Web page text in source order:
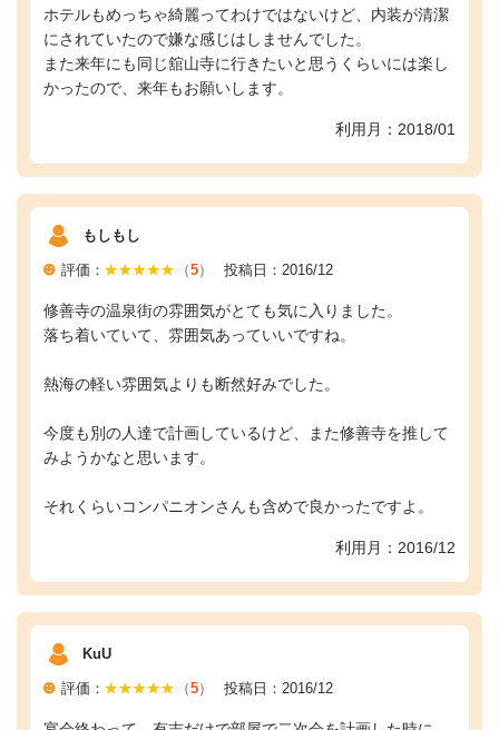
ホテルもめっちゃ綺麗ってわけではないけど、内装が清潔
にされていたので嫌な感じはしませんでした。
また来年にも同じ舘山寺に行きたいと思うくらいには楽し
かったので、来年もお願いします。
利用月：2018/01
もしもし
評価： （5） 投稿日：2016/12
修善寺の温泉街の雰囲気がとても気に入りました。
落ち着いていて、雰囲気あっていいですね。
熱海の軽い雰囲気よりも断然好みでした。
今度も別の人達で計画しているけど、また修善寺を推して
みようかなと思います。
それくらいコンパニオンさんも含めで良かったですよ。
利用月：2016/12
KuU
評価： （5） 投稿日：2016/12